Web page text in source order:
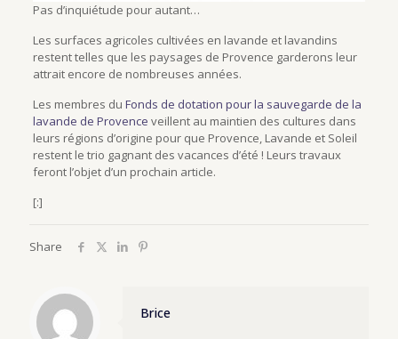
Pas d’inquiétude pour autant…
Les surfaces agricoles cultivées en lavande et lavandins
restent telles que les paysages de Provence garderons leur
attrait encore de nombreuses années.
Les membres du Fonds de dotation pour la sauvegarde de la
lavande de Provence veillent au maintien des cultures dans
leurs régions d’origine pour que Provence, Lavande et Soleil
restent le trio gagnant des vacances d’été ! Leurs travaux
feront l’objet d’un prochain article.
[:]
Share
Brice